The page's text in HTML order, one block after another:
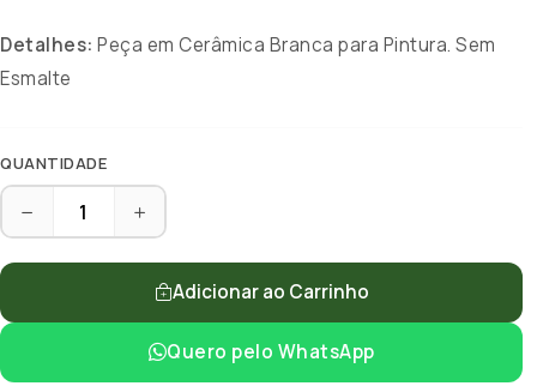
Detalhes: Peça em Cerâmica Branca para Pintura. Sem
Esmalte
QUANTIDADE
Adicionar ao Carrinho
Quero pelo WhatsApp